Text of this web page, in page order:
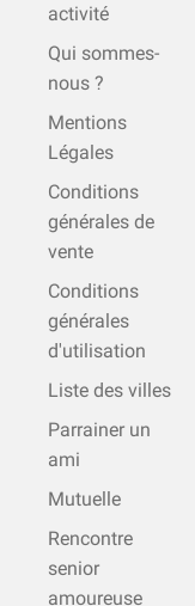
activité
Qui sommes-
nous ?
Mentions
Légales
Conditions
générales de
vente
Conditions
générales
d'utilisation
Liste des villes
Parrainer un
ami
Mutuelle
Rencontre
senior
amoureuse